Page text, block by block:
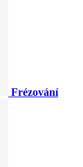
Frézování